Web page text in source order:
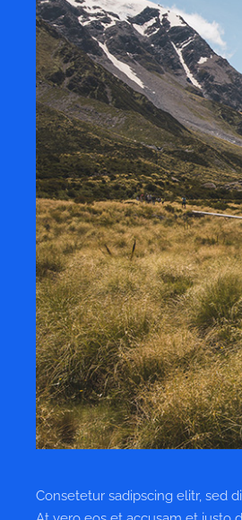
Consetetur sadipscing elitr, sed